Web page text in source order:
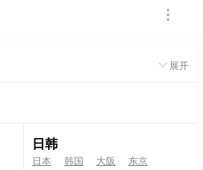
展开
日韩
日本 韩国 大阪
东京